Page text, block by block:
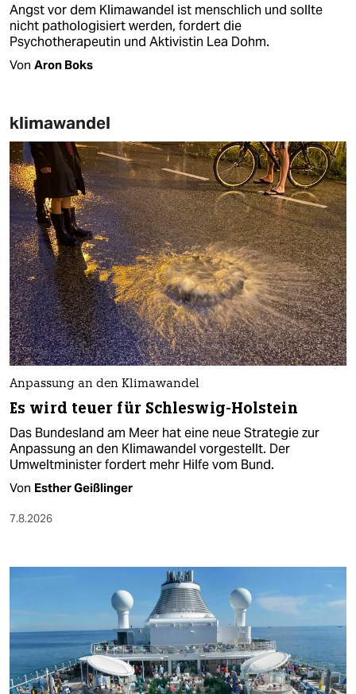
Angst vor dem Klimawandel ist menschlich und sollte
nicht pathologisiert werden, fordert die
Psychotherapeutin und Aktivistin Lea Dohm.
Von Aron Boks
klimawandel
Anpassung an den Klimawandel
Es wird teuer für Schleswig-Holstein
Das Bundesland am Meer hat eine neue Strategie zur
Anpassung an den Klimawandel vorgestellt. Der
Umweltminister fordert mehr Hilfe vom Bund.
Von Esther Geißlinger
7.8.2026